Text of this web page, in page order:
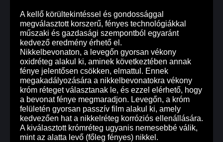
A kellő körültekintéssel és gondossággal
megválasztott korszerű, fényes technológiákkal
műszaki és gazdasági szempontból egyaránt
kedvező eredmény érhető el.
Nikkelbevonaton, a levegőn gyorsan vékony
oxidréteg alakul ki, aminek következtében annak
fénye jelentősen csökken, elmattul. Ennek
megakadályozására a nikkelbevonatokra vékony
króm réteget választanak le, és ezzel elérhető, hogy
a bevonat fénye megmaradjon. Levegőn, a króm
felületén gyorsan passzív film alakul ki, amely
kedvezően hat a nikkelréteg korróziós ellenállására.
A kiválasztott krómréteg ugyanis nemesebbé válik,
mint az alatta levő (főleg fényes) nikkel.